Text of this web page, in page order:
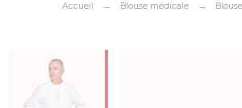
Accueil Blouse médicale